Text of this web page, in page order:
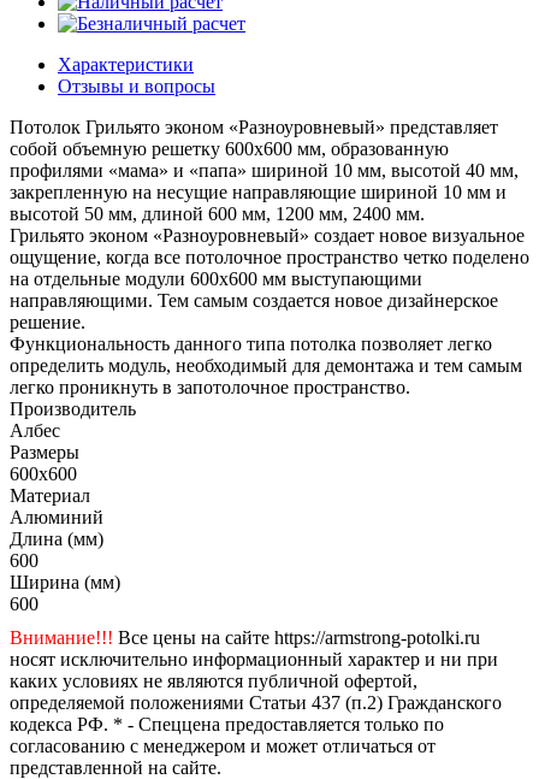
Характеристики
Отзывы и вопросы
Потолок Грильято эконом «Разноуровневый» представляет
собой объемную решетку 600х600 мм, образованную
профилями «мама» и «папа» шириной 10 мм, высотой 40 мм,
закрепленную на несущие направляющие шириной 10 мм и
высотой 50 мм, длиной 600 мм, 1200 мм, 2400 мм.
Грильято эконом «Разноуровневый» создает новое визуальное
ощущение, когда все потолочное пространство четко поделено
на отдельные модули 600х600 мм выступающими
направляющими. Тем самым создается новое дизайнерское
решение.
Функциональность данного типа потолка позволяет легко
определить модуль, необходимый для демонтажа и тем самым
легко проникнуть в запотолочное пространство.
Производитель
Албес
Размеры
600x600
Материал
Алюминий
Длина (мм)
600
Ширина (мм)
600
Внимание!!! Все цены на сайте https://armstrong-potolki.ru
носят исключительно информационный характер и ни при
каких условиях не являются публичной офертой,
определяемой положениями Статьи 437 (п.2) Гражданского
кодекса РФ. * - Спеццена предоставляется только по
согласованию с менеджером и может отличаться от
представленной на сайте.